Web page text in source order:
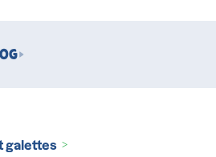
galettes >